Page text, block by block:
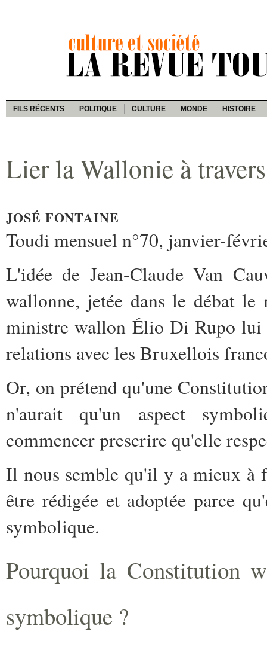
FILS RÉCENTS POLITIQUE CULTURE MONDE HISTOIRE
Lier la Wallonie à
JOSÉ FONTAINE
Toudi mensuel n°70, janvier-
L'idée de Jean-Claude Van
wallonne, jetée dans le débat le
ministre wallon Élio Di Rupo lui
relations avec les Bruxellois
Or, on prétend qu'une
n'aurait qu'un aspect
commencer prescrire qu'elle
Il nous semble qu'il y a mieux à
être rédigée et adoptée parce
symbolique.
Pourquoi la Constitution
symbolique ?